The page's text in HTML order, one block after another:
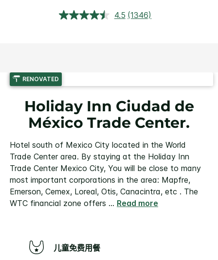
4.5 阅
面
接。
(1346)
RENOVATED
Holiday Inn Ciudad de
México Trade Center.
Hotel south of Mexico City located in the World
Trade Center area. By staying at the Holiday Inn
Trade Center Mexico City, You will be close to many
most important corporations in the area: Mapfre,
Emerson, Cemex, Loreal, Otis, Canacintra, etc . The
WTC financial zone offers ... Read more
儿童免费用餐